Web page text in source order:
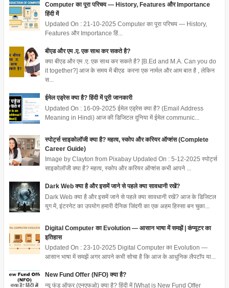
Computer का पूरा परिचय — History, Features और Importance
हिंदी में
Updated On : 21-10-2025 Computer का पूरा परिचय — History,
Features और Importance हिं...
बीएड और एम .ए. एक साथ कर सकते है?
क्या बीएड और एम .ए. एक साथ कर सकते है? [B.Ed and M.A. Can you do
it together?] आज के समय में बीएड करना एक नार्मल और आम बात है , लेकिन
स...
ईमेल एड्रेस क्या है? हिंदी में पूरी जानकारी
Updated On : 16-09-2025 ईमेल एड्रेस क्या है? (Email Address
Meaning in Hindi) आज की डिजिटल दुनिया में ईमेल communic...
स्पोर्ट्स साइकोलॉजी क्या है? महत्व, स्कोप और करियर ऑप्शंस (Complete
Career Guide)
Image by Clayton from Pixabay Updated On : 5-12-2025 स्पोर्ट्स
साइकोलॉजी क्या है? महत्व, स्कोप और करियर ऑप्शंस कभी आपने ...
Dark Web क्या है और इसमें जाने से पहले क्या सावधानी रखें?
Dark Web क्या है और इसमें जाने से पहले क्या सावधानी रखें? आज के डिजिटल
युग में, इंटरनेट का उपयोग हमारी दैनिक जिंदगी का एक अहम हिस्सा बन चुका...
Digital Computer का Evolution — आसान भाषा में समझें | कंप्यूटर का
इतिहास
Updated On : 23-10-2025 Digital Computer का Evolution —
आसान भाषा में समझें अगर आपने कभी सोचा है कि आज के आधुनिक लैपटॉप या...
New Fund Offer (NFO) क्या है?
न्यू फंड ऑफर (एनएफओ) क्या है? हिंदी में [What is New Fund Offer